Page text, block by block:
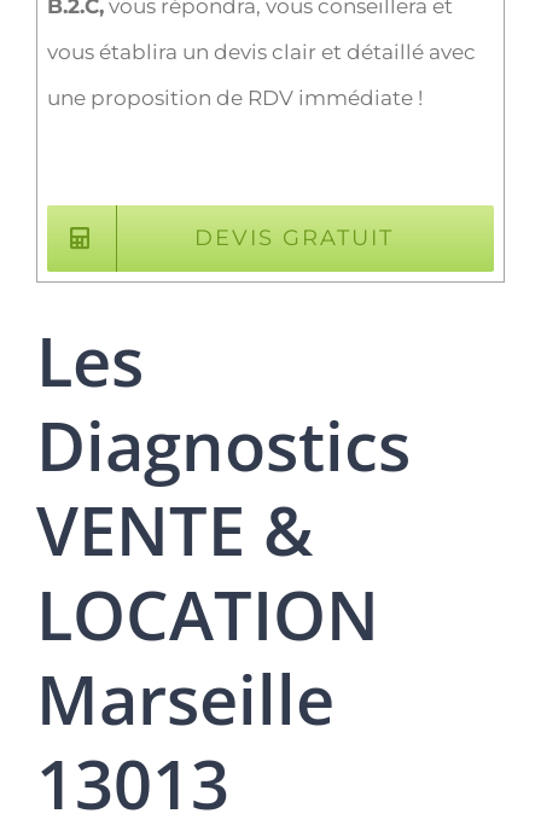
B.2.C,vous répondra, vous conseillera et
vous établira un devis clair et détaillé avec
une proposition de RDV immédiate !
DEVIS GRATUIT
Les
Diagnostics
VENTE &
LOCATION
Marseille
13013